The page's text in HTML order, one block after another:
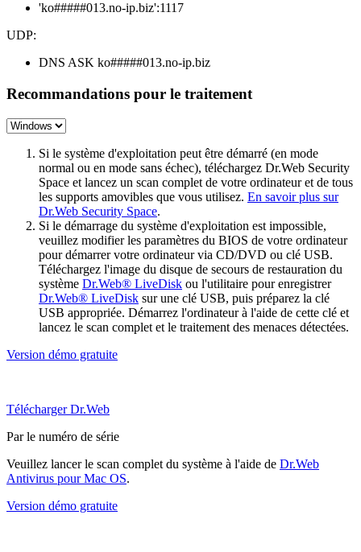
'ko#####013.no-ip.biz':1117
UDP:
DNS ASK ko#####013.no-ip.biz
Recommandations pour le traitement
Si le système d'exploitation peut être démarré (en mode
normal ou en mode sans échec), téléchargez Dr.Web Security
Space et lancez un scan complet de votre ordinateur et de tous
les supports amovibles que vous utilisez. En savoir plus sur
Dr.Web Security Space.
Si le démarrage du système d'exploitation est impossible,
veuillez modifier les paramètres du BIOS de votre ordinateur
pour démarrer votre ordinateur via CD/DVD ou clé USB.
Téléchargez l'image du disque de secours de restauration du
système Dr.Web® LiveDisk ou l'utilitaire pour enregistrer
Dr.Web® LiveDisk sur une clé USB, puis préparez la clé
USB appropriée. Démarrez l'ordinateur à l'aide de cette clé et
lancez le scan complet et le traitement des menaces détectées.
Version démo gratuite
Télécharger Dr.Web
Par le numéro de série
Veuillez lancer le scan complet du système à l'aide de Dr.Web
Antivirus pour Mac OS.
Version démo gratuite